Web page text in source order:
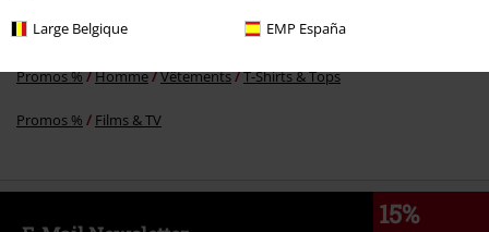
Large Belgique EMP España
Promos % Vêtements T Shirts & Tops T-Shirts
Promos % Homme Vêtements T-Shirts & Tops
Promos % Films & TV
15%